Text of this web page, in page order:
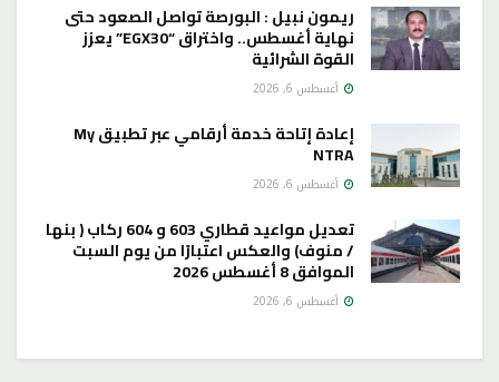
ريمون نبيل : البورصة تواصل الصعود حتى
نهاية أغسطس.. واختراق “EGX30” يعزز
القوة الشرائية
أغسطس 6, 2026
إعادة إتاحة خدمة أرقامي عبر تطبيق My
NTRA
أغسطس 6, 2026
تعديل مواعيد قطاري 603 و 604 ركاب ( بنها
/ منوف) والعكس اعتبارًا من يوم السبت
الموافق 8 أغسطس 2026
أغسطس 6, 2026